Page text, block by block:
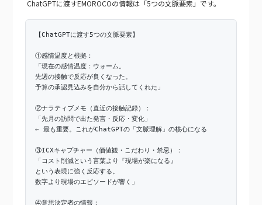
ChatGPTに渡すEMOROCOの情報は「5つの文脈要素」です。
【ChatGPTに渡す5つの文脈要素】
①感情温度と根拠：
「現在の感情温度：ウォーム。
先週の接触で反応が良くなった。
予算の承認見込みを自分から話してくれた」
②ナラティブメモ（直近の接触記録）：
「先月の訪問で出た発言・反応・変化」
← 最も重要。これがChatGPTの「文脈理解」の核心になる
③ICXキャプチャー（価値観・こだわり・禁忌）：
「コスト削減という言葉より『現場が楽になる』
という表現に強く反応する。
数字より現場のエピソードが響く」
④意思決定者の情報：